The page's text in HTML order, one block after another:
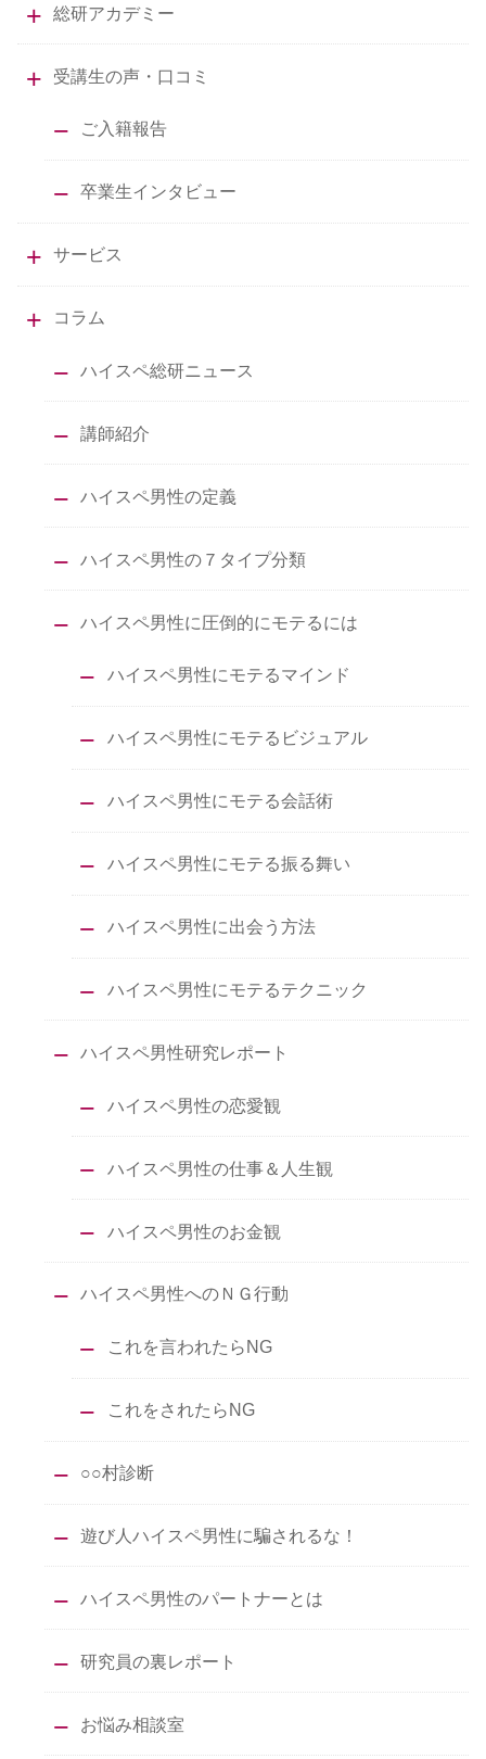
総研アカデミー
受講生の声・口コミ
ご入籍報告
卒業生インタビュー
サービス
コラム
ハイスペ総研ニュース
講師紹介
ハイスペ男性の定義
ハイスペ男性の７タイプ分類
ハイスペ男性に圧倒的にモテるには
ハイスペ男性にモテるマインド
ハイスペ男性にモテるビジュアル
ハイスペ男性にモテる会話術
ハイスペ男性にモテる振る舞い
ハイスペ男性に出会う方法
ハイスペ男性にモテるテクニック
ハイスペ男性研究レポート
ハイスペ男性の恋愛観
ハイスペ男性の仕事＆人生観
ハイスペ男性のお金観
ハイスペ男性へのＮＧ行動
これを言われたらNG
これをされたらNG
○○村診断
遊び人ハイスペ男性に騙されるな！
ハイスペ男性のパートナーとは
研究員の裏レポート
お悩み相談室